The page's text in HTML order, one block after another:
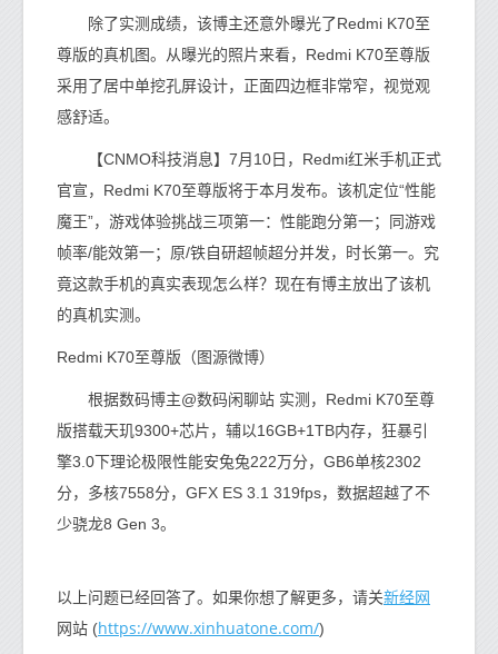
除了实测成绩，该博主还意外曝光了Redmi K70至
尊版的真机图。从曝光的照片来看，Redmi K70至尊版
采用了居中单挖孔屏设计，正面四边框非常窄，视觉观
感舒适。
【CNMO科技消息】7月10日，Redmi红米手机正式
官宣，Redmi K70至尊版将于本月发布。该机定位“性能
魔王”，游戏体验挑战三项第一：性能跑分第一；同游戏
帧率/能效第一；原/铁自研超帧超分并发，时长第一。究
竟这款手机的真实表现怎么样？现在有博主放出了该机
的真机实测。
Redmi K70至尊版（图源微博）
根据数码博主@数码闲聊站 实测，Redmi K70至尊
版搭载天玑9300+芯片，辅以16GB+1TB内存，狂暴引
擎3.0下理论极限性能安兔兔222万分，GB6单核2302
分，多核7558分，GFX ES 3.1 319fps，数据超越了不
少骁龙8 Gen 3。
以上问题已经回答了。如果你想了解更多，请关新经网
网站 (https://www.xinhuatone.com/)